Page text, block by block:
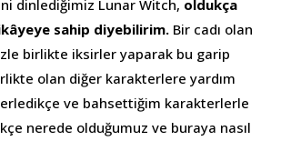
dinlediğimiz Lunar Witch, oldukça
sahip diyebilirim. Bir cadı olan
birlikte iksirler yaparak bu garip
olan diğer karakterlere yardım
ve bahsettiğim karakterlerle
nerede olduğumuz ve buraya nasıl